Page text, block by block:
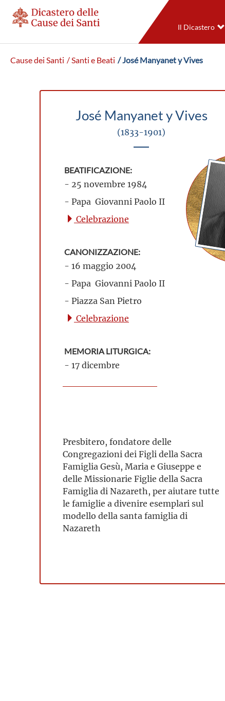
Il Dicastero
Cause dei Santi / Santi e Beati / José Manyanet y Vives
José Manyanet y Vives
(1833-1901)
BEATIFICAZIONE:
- 25 novembre 1984
- Papa Giovanni Paolo II
Celebrazione
CANONIZZAZIONE:
- 16 maggio 2004
- Papa Giovanni Paolo II
- Piazza San Pietro
Celebrazione
MEMORIA LITURGICA:
- 17 dicembre
Presbitero, fondatore delle
Congregazioni dei Figli della Sacra
Famiglia Gesù, Maria e Giuseppe e
delle Missionarie Figlie della Sacra
Famiglia di Nazareth, per aiutare tutte
le famiglie a divenire esemplari sul
modello della santa famiglia di
Nazareth